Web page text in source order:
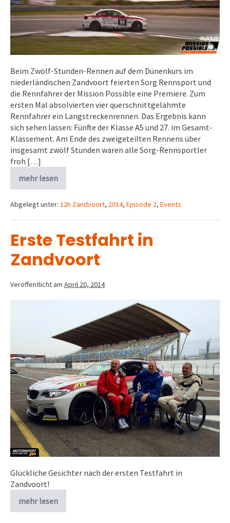
Beim Zwölf-Stunden-Rennen auf dem Dünenkurs im
niederländischen Zandvoort feierten Sorg Rennsport und
die Rennfahrer der Mission Possible eine Premiere. Zum
ersten Mal absolvierten vier querschnittgelähmte
Rennfahrer ein Langstreckenrennen. Das Ergebnis kann
sich sehen lassen: Fünfte der Klasse A5 und 27. im Gesamt-
Klassement. Am Ende des zweigeteilten Rennens über
insgesamt zwölf Stunden waren alle Sorg-Rennsportler
froh […]
mehr lesen
Abgelegt unter: 12h Zandvoort, 2014, Episode 2, Events
Erste Testfahrt in
Zandvoort
Veröffentlicht am April 20, 2014
Glückliche Gesichter nach der ersten Testfahrt in
Zandvoort!
mehr lesen